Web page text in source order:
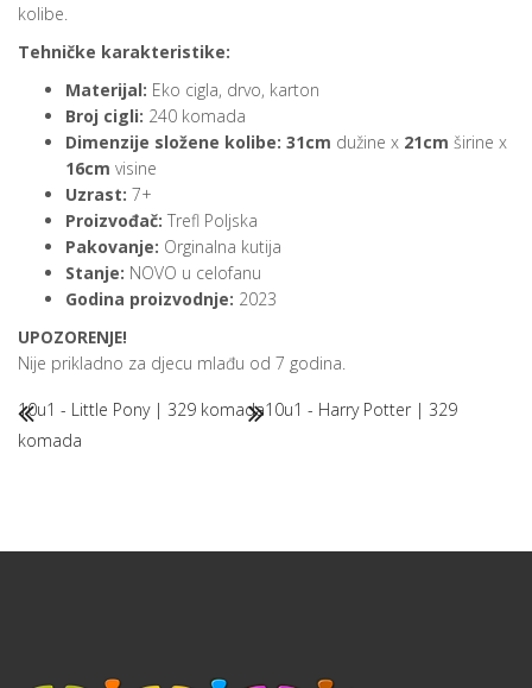
kolibe.
Tehničke karakteristike:
Materijal: Eko cigla, drvo, karton
Broj cigli: 240 komada
Dimenzije složene kolibe: 31cm dužine x 21cm širine x
16cm visine
Uzrast: 7+
Proizvođač: Trefl Poljska
Pakovanje: Orginalna kutija
Stanje: NOVO u celofanu
Godina proizvodnje: 2023
UPOZORENJE!
Nije prikladno za djecu mlađu od 7 godina.
10u1 - Little Pony | 329 komada10u1 - Harry Potter | 329
komada